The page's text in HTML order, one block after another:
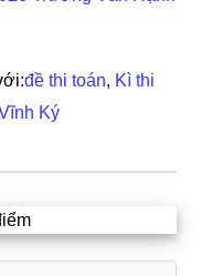
đề thi toán, Kì thi
Ký